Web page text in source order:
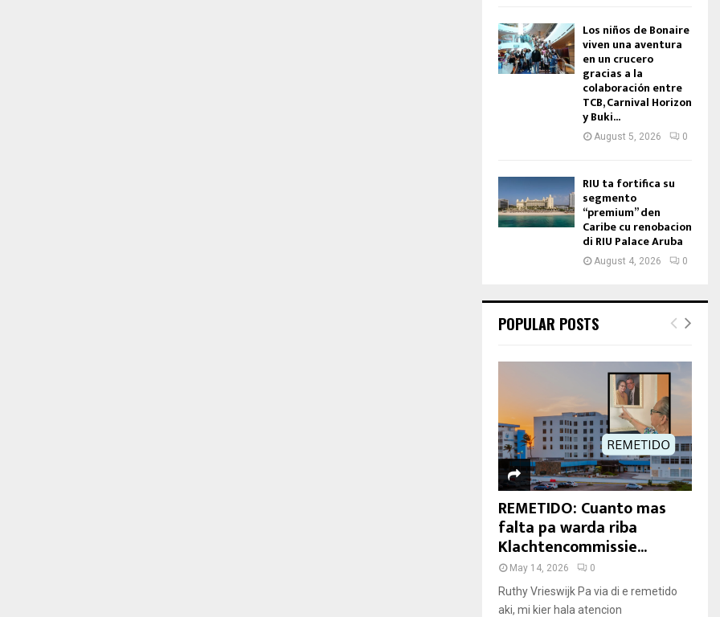
Los niños de Bonaire
viven una aventura
en un crucero
gracias a la
colaboración entre
TCB, Carnival Horizon
y Buki...
August 5, 2026 0
RIU ta fortifica su
segmento
“premium” den
Caribe cu renobacion
di RIU Palace Aruba
August 4, 2026 0
POPULAR POSTS
REMETIDO: Cuanto mas
falta pa warda riba
Klachtencommissie...
May 14, 2026 0
Ruthy Vrieswijk Pa via di e remetido
aki, mi kier hala atencion